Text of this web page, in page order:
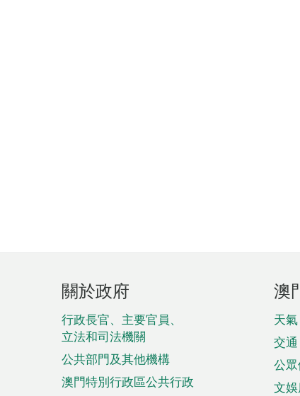
頁
腳
菜
單
關於政府
行政長官、主要官員、
立法和司法機關
公共部門及其他機構
澳門特別行政區公共行政
澳
天氣
交通
公
文